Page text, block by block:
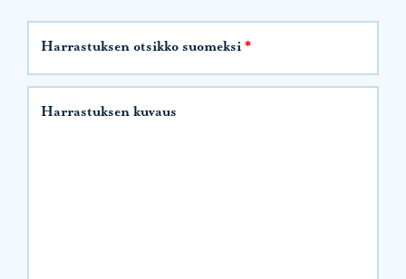
Harrastuksen otsikko suomeksi *
Harrastuksen kuvaus